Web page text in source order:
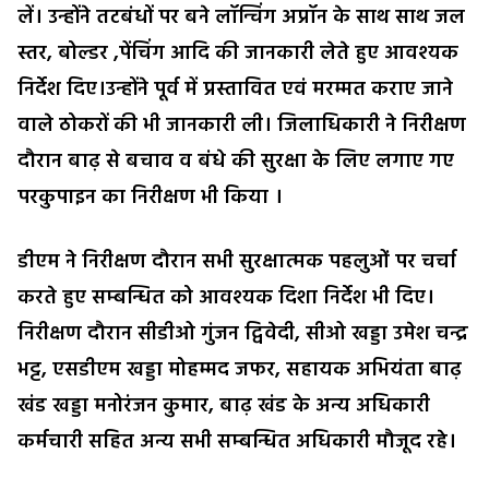
लें। उन्होंने तटबंधों पर बने लॉन्चिंग अप्रॉन के साथ साथ जल
स्तर, बोल्डर ,पेंचिंग आदि की जानकारी लेते हुए आवश्यक
निर्देश दिए।उन्होंने पूर्व में प्रस्तावित एवं मरम्मत कराए जाने
वाले ठोकरों की भी जानकारी ली। जिलाधिकारी ने निरीक्षण
दौरान बाढ़ से बचाव व बंधे की सुरक्षा के लिए लगाए गए
परकुपाइन का निरीक्षण भी किया ।
डीएम ने निरीक्षण दौरान सभी सुरक्षात्मक पहलुओं पर चर्चा
करते हुए सम्बन्धित को आवश्यक दिशा निर्देश भी दिए।
निरीक्षण दौरान सीडीओ गुंजन द्विवेदी, सीओ खड्डा उमेश चन्द्र
भट्ट, एसडीएम खड्डा मोहम्मद जफर, सहायक अभियंता बाढ़
खंड खड्डा मनोरंजन कुमार, बाढ़ खंड के अन्य अधिकारी
कर्मचारी सहित अन्य सभी सम्बन्धित अधिकारी मौजूद रहे।